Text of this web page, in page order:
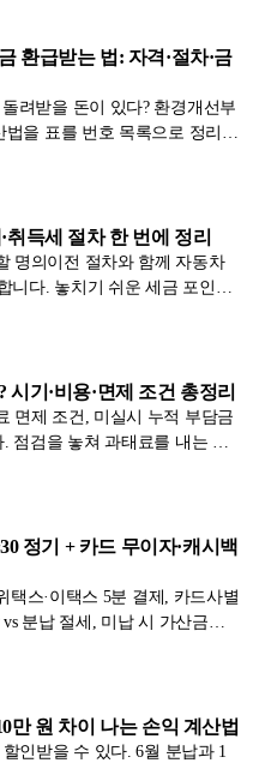
환급받는 법: 자격·절차·금
려받을 돈이 있다? 환경개선부
을 표를 번호 목록으로 정리했
득세 절차 한 번에 정리
명의이전 절차와 함께 자동차
니다. 놓치기 쉬운 세금 포인트
기·비용·면제 조건 총정리
면제 조건, 미실시 누적 부담금
점검을 놓쳐 과태료를 내는 일
정기 + 카드 무이자·캐시백
택스·이택스 5분 결제, 카드사별
분납 절세, 미납 시 가산금까
만 원 차이 나는 손익 계산법
인받을 수 있다. 6월 분납과 1